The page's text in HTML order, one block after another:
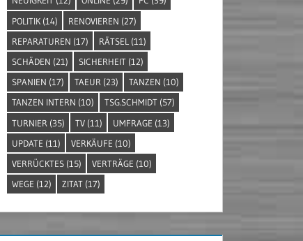
POLITIK(14) RENOVIEREN (27)
REPARATUREN (17) RÄTSEL (11)
SCHÄDEN (21) SICHERHEIT(12)
SPANIEN (17) TAEUR(23) TANZEN (10)
TANZEN INTERN (10) TSG.SCHMIDT(57)
TURNIER (35) TV(11) UMFRAGE (13)
UPDATE (11) VERKÄUFE (10)
VERRÜCKTES(15) VERTRÄGE (10)
WEGE (12) ZITAT(17)